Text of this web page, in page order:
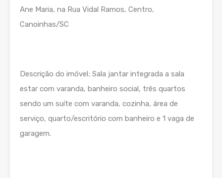
Ane Maria, na Rua Vidal Ramos, Centro,
Canoinhas/SC
Descrição do imóvel; Sala jantar integrada a sala
estar com varanda, banheiro social, três quartos
sendo um suíte com varanda, cozinha, área de
serviço, quarto/escritório com banheiro e 1 vaga de
garagem.